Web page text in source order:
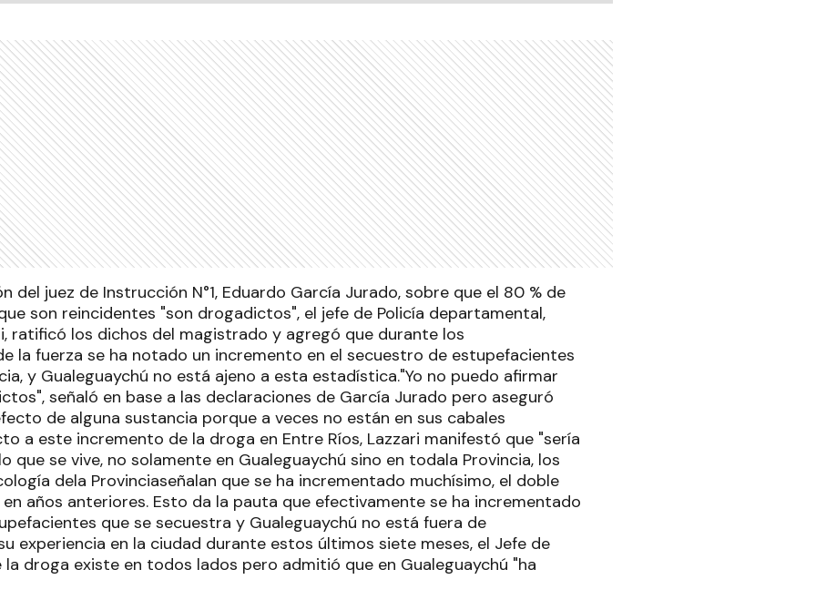
del juez de Instrucción N°1, Eduardo García Jurado, sobre que el 80 % de
son reincidentes "son drogadictos", el jefe de Policía departamental,
ratificó los dichos del magistrado y agregó que durante los
la fuerza se ha notado un incremento en el secuestro de estupefacientes
y Gualeguaychú no está ajeno a esta estadística."Yo no puedo afirmar
señaló en base a las declaraciones de García Jurado pero aseguró
de alguna sustancia porque a veces no están en sus cabales
a este incremento de la droga en Entre Ríos, Lazzari manifestó que "sería
que se vive, no solamente en Gualeguaychú sino en todala Provincia, los
dela Provinciaseñalan que se ha incrementado muchísimo, el doble
años anteriores. Esto da la pauta que efectivamente se ha incrementado
que se secuestra y Gualeguaychú no está fuera de
experiencia en la ciudad durante estos últimos siete meses, el Jefe de
la droga existe en todos lados pero admitió que en Gualeguaychú "ha